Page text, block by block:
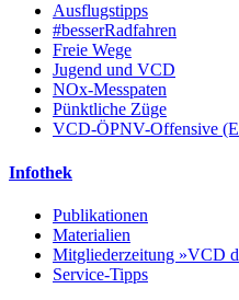
Ausflugstipps
#besserRadfahren
Freie Wege
Jugend und VCD
NOx-Messpaten
Pünktliche Züge
VCD-ÖPNV-Offensive
Infothek
Publikationen
Materialien
Mitgliederzeitung »VCD
Service-Tipps